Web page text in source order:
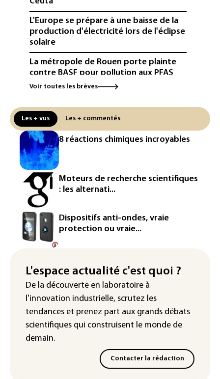
L'Europe se prépare à une baisse de la
production d'électricité lors de l'éclipse
solaire
La métropole de Rouen porte plainte
contre BASF pour pollution aux PFAS
Canicule: à l'arrêt depuis fin juillet, la
réseau
Véhicules de livraison autonomes: la
France ouvre la voie à leur
homologation
Iris³: Eutelsat investira 3,4 milliards
d'euros dans la future constellation
européenne
Le magazine VSD racheté par
l'entrepreneur Vianney d'Alançon
La production française de maïs
"Retour en force" progressif de la
chaleur dans les prochains jours en
France
Voir toutes les brèves
Les + vus Les + commentés
8 réactions chimiques incroyables
Moteurs de recherche scientifiques
: les alternati...
Dispositifs anti-ondes, vraie
protection ou vraie...
L'espace actualité c'est quoi ?
De la découverte en laboratoire à
l'innovation industrielle, scrutez les
tendances et prenez part aux grands débats
scientifiques qui construisent le monde de
demain.
Contacter la rédaction